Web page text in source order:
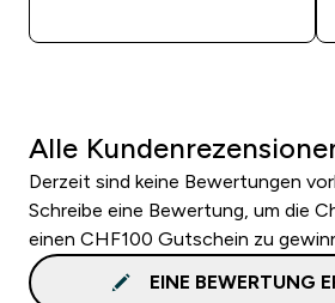
Alle
Derzeit sind keine Bewertungen
Schreibe eine Bewertung, um die
einen CHF100 Gutschein zu
EINE BEWERTUNG